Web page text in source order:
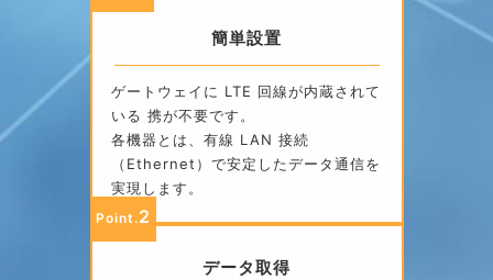
簡単設置
ゲートウェイに LTE 回線が内蔵されて
いる 携が不要です。
各機器とは、有線 LAN 接続
（Ethernet）で安定したデータ通信を
実現します。
Point.2
データ取得